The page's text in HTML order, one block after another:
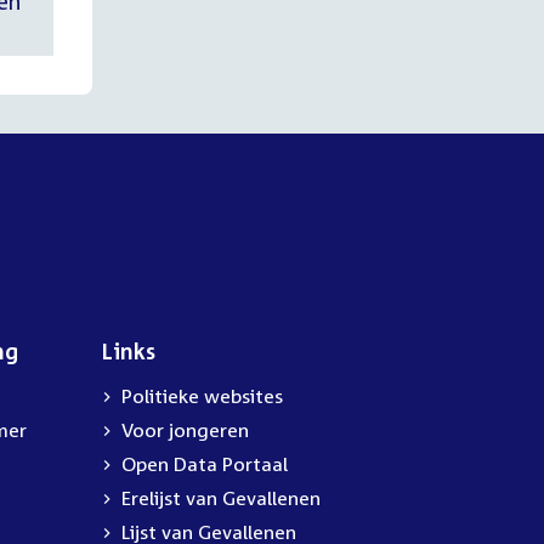
Links
Politieke websites
Voor jongeren
Open Data Portaal
Erelijst van Gevallenen
Lijst van Gevallenen